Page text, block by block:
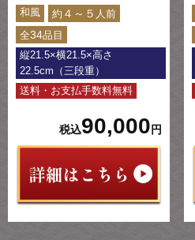
和風 約 ４～５ 人前
全34品目
縦21.5×横21.5×高さ
22.5cm（三段重）
送料・お支払手数料無料
税込90,000 円